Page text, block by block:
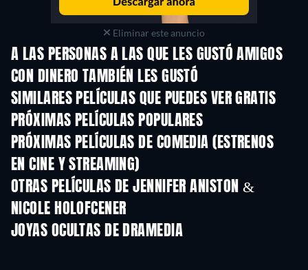
Eliminar este anuncio
A LAS PERSONAS A LAS QUE LES GUSTÓ AMIGOS
CON DINERO TAMBIÉN LES GUSTÓ
SIMILARES PELÍCULAS QUE PUEDES VER GRATIS
PRÓXIMAS PELÍCULAS POPULARES
PRÓXIMAS PELÍCULAS DE COMEDIA (ESTRENOS
EN CINE Y STREAMING)
OTRAS PELÍCULAS DE JENNIFER ANISTON &
NICOLE HOLOFCENER
JOYAS OCULTAS DE DRAMEDIA